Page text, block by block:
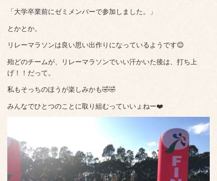
「大学卒業前にゼミメンバーで参加しました。」
とかとか。
リレーマラソンは良い思い出作りになっているようです😊
殆どのチームが、リレーマラソンでいい汗かいた後は、打ち上
げ！！だって。
私もそっちのほうが楽しみかも🤣🤣
みんなでひとつのことに取り組むっていいょねー❤️